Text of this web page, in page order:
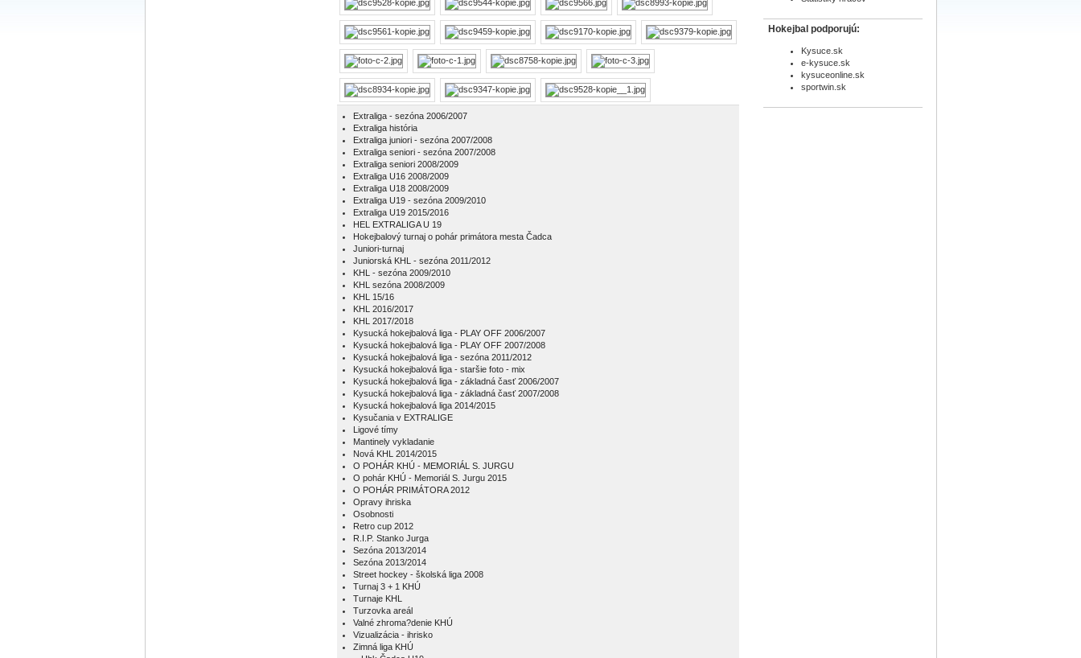
Extraliga - sezóna 2006/2007
Extraliga história
Extraliga juniori - sezóna 2007/2008
Extraliga seniori - sezóna 2007/2008
Extraliga seniori 2008/2009
Extraliga U16 2008/2009
Extraliga U18 2008/2009
Extraliga U19 - sezóna 2009/2010
Extraliga U19 2015/2016
HEL EXTRALIGA U 19
Hokejbalový turnaj o pohár primátora mesta Čadca
Juniori-turnaj
Juniorská KHL - sezóna 2011/2012
KHL - sezóna 2009/2010
KHL sezóna 2008/2009
KHL 15/16
KHL 2016/2017
KHL 2017/2018
Kysucká hokejbalová liga - PLAY OFF 2006/2007
Kysucká hokejbalová liga - PLAY OFF 2007/2008
Kysucká hokejbalová liga - sezóna 2011/2012
Kysucká hokejbalová liga - staršie foto - mix
Kysucká hokejbalová liga - základná časť 2006/2007
Kysucká hokejbalová liga - základná časť 2007/2008
Kysucká hokejbalová liga 2014/2015
Kysučania v EXTRALIGE
Ligové tímy
Mantinely vykladanie
Nová KHL 2014/2015
O POHÁR KHÚ - MEMORIÁL S. JURGU
O pohár KHÚ - Memoriál S. Jurgu 2015
O POHÁR PRIMÁTORA 2012
Opravy ihriska
Osobnosti
Retro cup 2012
R.I.P. Stanko Jurga
Sezóna 2013/2014
Sezóna 2013/2014
Street hockey - školská liga 2008
Turnaj 3 + 1 KHÚ
Turnaje KHL
Turzovka areál
Valné zhroma?denie KHÚ
Vizualizácia - ihrisko
Zimná liga KHÚ
Hokejbal podporujú:
Kysuce.sk
e-kysuce.sk
kysuceonline.sk
sportwin.sk